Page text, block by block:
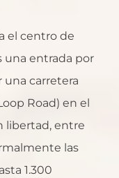
el centro de
una entrada por
carretera
Road) en el
libertad, entre
las
1.300